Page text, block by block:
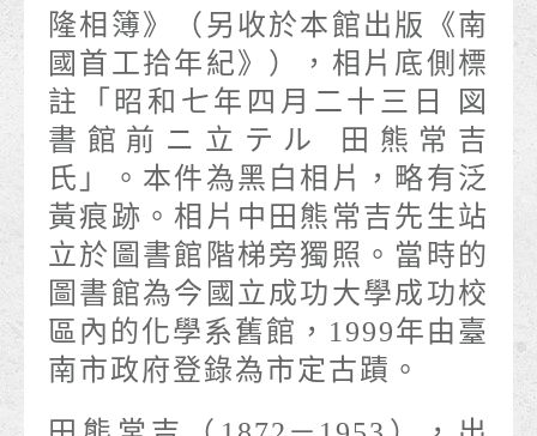
隆相簿》（另收於本館出版《南
國首工拾年紀》），相片底側標
註「昭和七年四月二十三日 図
書館前ニ立テル 田熊常吉
氏」。本件為黑白相片，略有泛
黃痕跡。相片中田熊常吉先生站
立於圖書館階梯旁獨照。當時的
圖書館為今國立成功大學成功校
區內的化學系舊館，1999年由臺
南市政府登錄為市定古蹟。